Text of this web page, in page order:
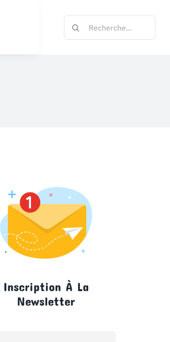
Inscription À La
Newsletter